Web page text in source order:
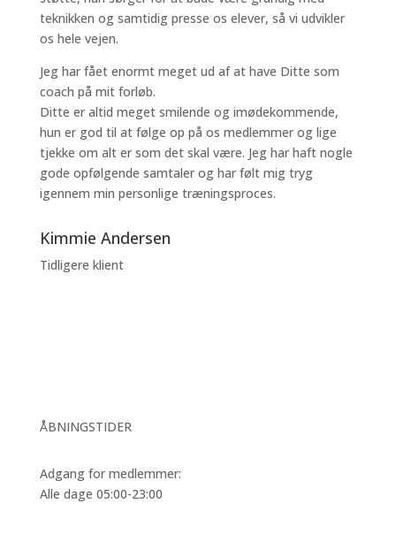
teknikken og samtidig presse os elever, så vi udvikler
os hele vejen.
Jeg har fået enormt meget ud af at have Ditte som
coach på mit forløb.
Ditte er altid meget smilende og imødekommende,
hun er god til at følge op på os medlemmer og lige
tjekke om alt er som det skal være. Jeg har haft nogle
gode opfølgende samtaler og har følt mig tryg
igennem min personlige træningsproces.
Kimmie Andersen
Tidligere klient
ÅBNINGSTIDER
Adgang for medlemmer:
Alle dage 05:00-23:00